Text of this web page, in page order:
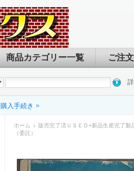
商品カテゴリー一覧 ご注
購入手続き
ホーム
販売完了済ＵＳＥＤ+新品生産完了製
（委託）